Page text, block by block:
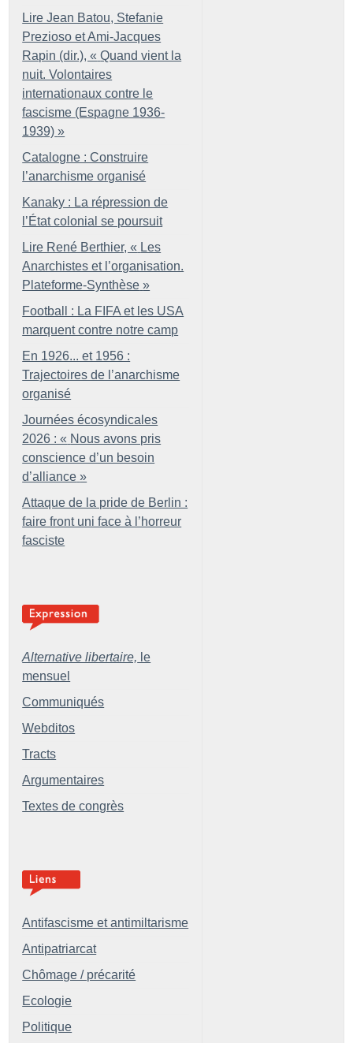
Lire Jean Batou, Stefanie
Prezioso et Ami-Jacques
Rapin (dir.), « Quand vient la
nuit. Volontaires
internationaux contre le
fascisme (Espagne 1936-
1939) »
Catalogne : Construire
l’anarchisme organisé
Kanaky : La répression de
l’État colonial se poursuit
Lire René Berthier, « Les
Anarchistes et l’organisation.
Plateforme-Synthèse »
Football : La FIFA et les USA
marquent contre notre camp
En 1926... et 1956 :
Trajectoires de l’anarchisme
organisé
Journées écosyndicales
2026 : « Nous avons pris
conscience d’un besoin
d’alliance »
Attaque de la pride de Berlin :
faire front uni face à l’horreur
fasciste
Alternative libertaire, le
mensuel
Communiqués
Webditos
Tracts
Argumentaires
Textes de congrès
Antifascisme et antimiltarisme
Antipatriarcat
Chômage / précarité
Ecologie
Politique